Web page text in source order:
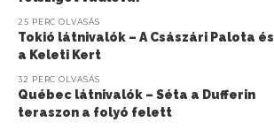
25 PERC OLVASÁS
Tokió látnivalók – A Császári Palota és
a Keleti Kert
32 PERC OLVASÁS
Québec látnivalók – Séta a Dufferin
teraszon a folyó felett